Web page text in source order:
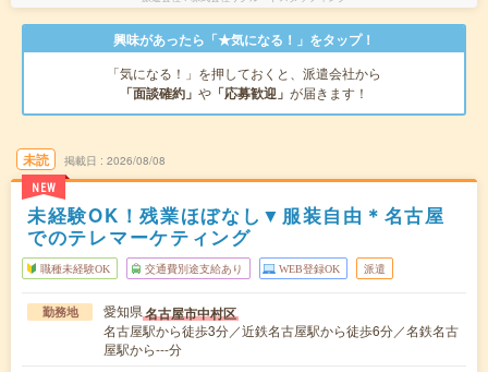
興味があったら「★気になる！」をタップ！
「気になる！」を押しておくと、派遣会社から
「面談確約」 や 「応募歓迎」 が届きます！
未読
NEW
掲載日 2026/08/08
未経験OK！残業ほぼなし▼服装自由＊名古屋
でのテレマーケティング
職種未経験OK 交通費別途支給あり WEB登録OK 派遣
勤務地 愛知県名古屋市中村区
名古屋駅から徒歩3分／近鉄名古屋駅から徒歩6分／名鉄名古
屋駅から---分